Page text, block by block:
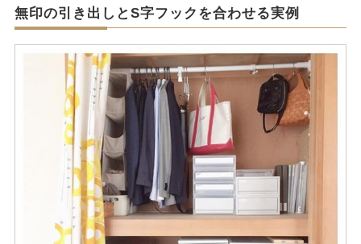
無印の引き出しとS字フックを合わせる実例